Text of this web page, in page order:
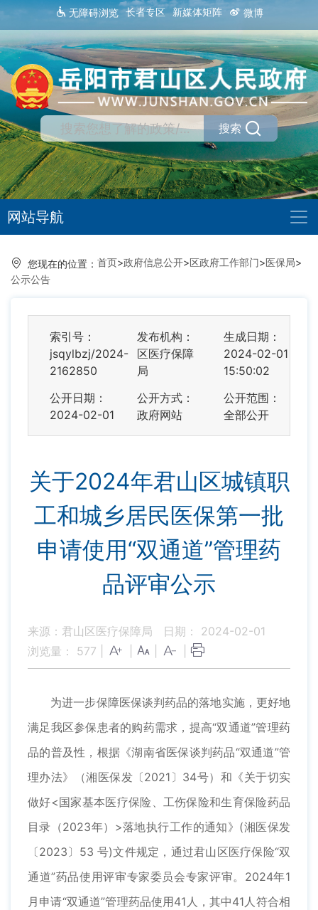
无障碍浏览 长者专区 新媒体矩阵 微博
搜索
网站导航
您现在的位置： 首页>政府信息公开>区政府工作部门>医保局>
公示公告
索引号：
jsqylbzj/2024-
2162850
发布机构：
区医疗保障
局
生成日期：
2024-02-01
15:50:02
公开日期：
2024-02-01
公开方式：
政府网站
公开范围：
全部公开
关于2024年君山区城镇职
工和城乡居民医保第一批
申请使用“双通道”管理药
品评审公示
来源：君山区医疗保障局
日期： 2024-02-01
浏览量： 577
为进一步保障医保谈判药品的落地实施，更好地
满足我区参保患者的购药需求，提高“双通道”管理药
品的普及性，根据《湖南省医保谈判药品“双通道”管
理办法》（湘医保发〔2021〕34号）和《关于切实
做好<国家基本医疗保险、工伤保险和生育保险药品
目录（2023年）>落地执行工作的通知》(湘医保发
〔2023〕53 号)文件规定，通过君山区医疗保险“双
通道”药品使用评审专家委员会专家评审。2024年1
月申请“双通道”管理药品使用41人，其中41人符合相